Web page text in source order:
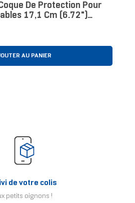
De Protection Pour
17,1 Cm (6.72")
AU PANIER
de votre colis
petits oignons !